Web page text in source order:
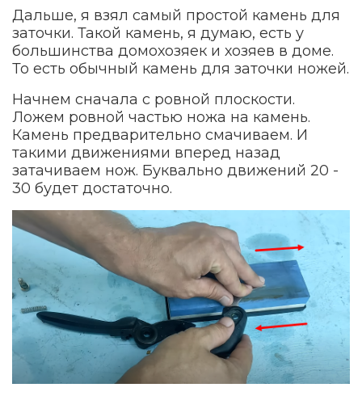
Дальше, я взял самый простой камень для
заточки. Такой камень, я думаю, есть у
большинства домохозяек и хозяев в доме.
То есть обычный камень для заточки ножей.
Начнем сначала с ровной плоскости.
Ложем ровной частью ножа на камень.
Камень предварительно смачиваем. И
такими движениями вперед назад
затачиваем нож. Буквально движений 20 -
30 будет достаточно.